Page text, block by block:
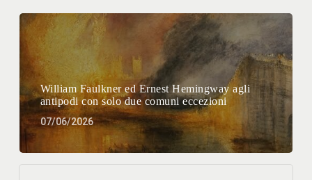
William Faulkner ed Ernest Hemingway agli
antipodi con solo due comuni eccezioni
07/06/2026